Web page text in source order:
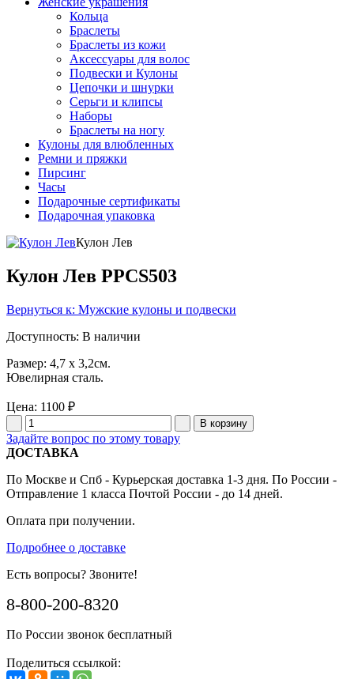
Кольца
Браслеты
Браслеты из кожи
Аксессуары для волос
Подвески и Кулоны
Цепочки и шнурки
Серьги и клипсы
Наборы
Браслеты на ногу
Кулоны для влюбленных
Ремни и пряжки
Пирсинг
Часы
Подарочные сертификаты
Подарочная упаковка
Кулон Лев
Кулон Лев PPCS503
Вернуться к: Мужские кулоны и подвески
Доступность: В наличии
Размер: 4,7 x 3,2см.
Ювелирная сталь.
Цена: 1100 ₽
Задайте вопрос по этому товару
ДОСТАВКА
По Москве и Спб - Курьерская доставка 1-3 дня. По России -
Отправление 1 класса Почтой России - до 14 дней.
Оплата при получении.
Подробнее о доставке
Есть вопросы? Звоните!
8-800-200-8320
По России звонок бесплатный
Поделиться ссылкой: